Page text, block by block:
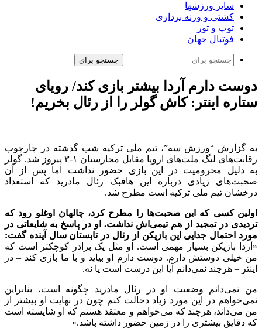
سایر ورزشها
کشتی و وزنه برداری
توپ و تور
فوتبال جهان
جستجو برای
دوست دارم آردا بیشتر بازی کند/ رویای
ستاره اینتر: کاش گولر را از رئال بخریم!
به گزارش “ورزش سه”، تیم ملی ترکیه شب گذشته در چارچوب
رقابت‌های لیگ ملت‌های اروپا مقابل مجارستان ۱-۳ پیروز شد. گولر
به دلیل محرومیت در این بازی حضور نداشت اما پس از آن
صحبت‌های زیادی درباره این هافبک رئال مادرید که استعداد
درخشان تیم ملی ترکیه است مطرح شد.
اولین کسی که این صحبت‌ها را مطرح کرد، چالهان‌ اوغلو رود که
تردیدی در تمجید از هم‌ تیمی‌اش نداشت. او در پاسخ به شایعاتی در
مورد احتمال جدایی این بازیکن از رئال در تابستان سال آینده گفت:
«آردا بازیکن بسیار مهمی است. او مثل یک برادر کوچکتر است که
من خیلی دوستش دارم. دوست دارم او بیاید و با ما بازی کند – در
اینتر – هرچند نمی‌دانم آیا این درست است یا نه.
من نمی‌دانم وضعیت او در رئال مادرید چگونه است، بنابراین
نمی‌خواهم در این مورد زیاد دخالت کنم چون در نهایت او بیشتر از
من می‌داند، هرچند که می‌خواهم و معتقد هستم که او شایسته است
که دقایق بیشتری را در زمین حضور داشته باشد.»